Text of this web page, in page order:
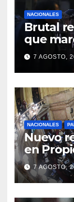
NACIONALES
Brutal
que
se7 AGOSTO,
NACIONALES
Nuevo
en
el
del
7 AGOSTO,